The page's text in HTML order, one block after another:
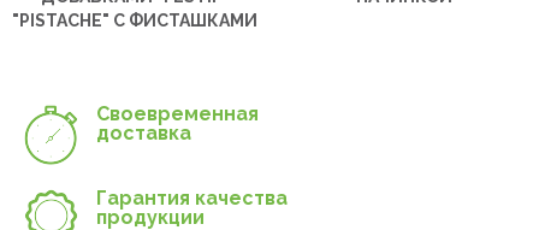
"PISTACHE" С ФИСТАШКАМИ
Своевременная
доставка
Гарантия качества
продукции